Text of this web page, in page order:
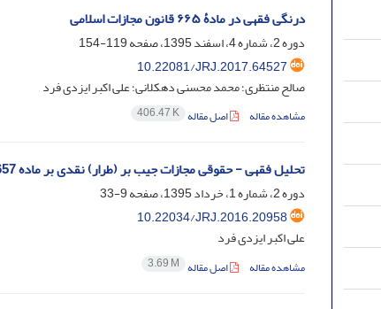
درنگی فقهی در مادۀ ۶۶۵ قانون مجازات اسلامی
دوره 2، شماره 4، اسفند 1395، صفحه
119-154
10.22081/JRJ.2017.64527
صالح منتظری؛ محمد محسنی دهکلانی؛ علی اکبر ایزدی فرد
مشاهده مقاله اصل مقاله 406.47 K
تحلیل فقهی - حقوقی مجازات جیب بر (طرار) نقدی بر ماده 657 قانون مجازات اسلامی
دوره 2، شماره 1، خرداد 1395، صفحه
9-33
10.22034/JRJ.2016.20958
علی اکبر ایزدی فرد
مشاهده مقاله اصل مقاله 3.69 M